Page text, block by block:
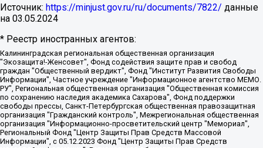
Источник: https://minjust.gov.ru/ru/documents/7822/ данные
на 03.05.2024
* Реестр иностранных агентов:
Калининградская региональная общественная организация "Экозащита!-Женсовет", Фонд содействия защите прав и свобод граждан "Общественный вердикт", Фонд "Институт Развития Свободы Информации", Частное учреждение "Информационное агентство МЕМО. РУ", Региональная общественная организация "Общественная комиссия по сохранению наследия академика Сахарова", Фонд поддержки свободы прессы, Санкт-Петербургская общественная правозащитная организация "Гражданский контроль", Межрегиональная общественная организация "Информационно-просветительский центр "Мемориал", Региональный Фонд "Центр Защиты Прав Средств Массовой Информации", с 05.12.2023 Фонд "Центр Защиты Прав Средств массовой информации", Региональная общественная благотворительная организация помощи беженцам и мигрантам "Гражданское содействие", Негосударственное образовательное учреждение дополнительного профессионального образования (повышение квалификации) специалистов "АКАДЕМИЯ ПО ПРАВАМ ЧЕЛОВЕКА", Свердловская региональная общественная организация "Сутяжник", Автономная некоммерческая организация "Центр независимых социологических исследований", Союз общественных объединений "Российский исследовательский центр по правам человека", Региональное общественное учреждение научно-информационный центр "МЕМОРИАЛ", Некоммерческая организация "Фонд защиты гласности", Автономная некоммерческая организация "Институт прав человека", Городская общественная организация "Екатеринбургское общество "МЕМОРИАЛ", Городская общественная организация "Рязанское историко-просветительское и правозащитное общество "Мемориал" (Рязанский Мемориал), Челябинский региональный орган общественной самодеятельности – женское общественное объединение "Женщины Евразии", Челябинский региональный орган общественной самодеятельности "Уральская правозащитная группа", Фонд содействия защите здоровья и социальной справедливости имени Андрея Рылькова, Автономная Некоммерческая Организация "Аналитический Центр Юрия Левады", Автономная некоммерческая организация социальной поддержки населения "Проект Апрель", Региональная общественная организация помощи женщинам и детям, находящимся в кризисной ситуации "Информационно-методический центр "Анна", Фонд содействия развитию массовых коммуникаций и правовому просвещению "Так-так-Так", Фонд содействия устойчивому развитию "Серебряная тайга", Свердловский региональный общественный фонд социальных проектов "Новое время", "Idel.Реалии", Кавказ.Реалии, Крым.Реалии, Телеканал Настоящее Время, Татаро-башкирская служба Радио Свобода (Azatliq Radiosi), Радио Свободная Европа/Радио Свобода (PCE/PC), "Сибирь.Реалии", "Фактограф", Благотворительный фонд помощи осужденным и их семьям, Автономная некоммерческая организация "Институт глобализации и социальных движений", Фонд "В защиту прав заключенных", Частное учреждение "Центр поддержки и содействия развитию средств массовой информации", Пензенский региональный общественный благотворительный фонд "Гражданский союз", "Север.Реалии", Некоммерческая организация Фонд "Правовая инициатива", Общество с ограниченной ответственностью "Радио Свободная Европа/Радио Свобода", Чешское информационное агентство "MEDIUM-ORIENT", Красноярская региональная общественная организация "Мы против СПИДа", Камалягин Денис Николаевич, Маркелов Сергей Евгеньевич, Пономарев Лев Александрович, Савицкая Людмила Алексеевна, Автономная некоммерческая организация "Центр по работе с проблемой насилия "НАСИЛИЮ.НЕТ", Межрегиональный профессиональный союз работников здравоохранения "Альянс врачей", Юридическое лицо, зарегистрированное в Латвийской Республике, SIA "Medusa Project" (регистрационный номер 40103797863, дата регистрации 10.06.2014), Некоммерческая организация "Фонд по борьбе с коррупцией", Автономная некоммерческая организация "Институт права и публичной политики", Баданин Роман Сергеевич, Гликин Максим Александрович, Железнова Мария Михайловна, Лукьянова Юлия Сергеевна, Маетная Елизавета Витальевна, Маняхин Петр Борисович, Чуракова Ольга Владимировна, Ярош Юлия Петровна, Юридическое лицо "The Insider SIA", зарегистрированное в Риге, Латвийская Республика (дата регистрации 26.06.2015), являющееся администратором доменного имени интернет-издания "The Insider SIA", https://theins.ru, Постернак Алексей Евгеньевич, Рубин Михаил Аркадьевич, Анин Роман Александрович, Юридическое лицо Istories fonds, зарегистрированное в Латвийской Республике (регистрационный номер 50008295751, дата регистрации 24.02.2020), Великовский Дмитрий Александрович, Долинина Ирина Николаевна, Мароховская Алеся Алексеевна, Шлейнов Роман Юрьевич, Шмагун Олеся Валентиновна, Общество с ограниченной ответственностью "Альтаир 2021", Общество с ограниченной ответственностью "Вега 2021", Общество с ограниченной ответственностью "Главный редактор 2021", Общество с ограниченной ответственностью "Ромашки монолит", Важенков Артем Валерьевич, Ивановская областная общественная организация "Центр гендерных исследований", Гурман Юрий Альбертович, Медиапроект "ОВД-Инфо", Егоров Владимир Владимирович, Жилинский Владимир Александрович, Общество с ограниченной ответственностью "ЗП", Иванова София Юрьевна, Карезина Инна Павловна, Кильтау Екатерина Викторовна, Петров Алексей Викторович, Пискунов Сергей Евгеньевич, Смирнов Сергей Сергеевич, Тихонов Михаил Сергеевич, Общество с ограниченной ответственностью "ЖУРНАЛИСТ-ИНОСТРАННЫЙ АГЕНТ", Арапова Галина Юрьевна, Вольтская Татьяна Анатольевна, Американская компания "Mason G.E.S. Anonymous Foundation" (США), являющаяся владельцем интернет-издания https://mnews.world/, Компания "Stichting Bellingcat", зарегистрированная в Нидерландах (дата регистрации 11.07.2018), Захаров Андрей Вячеславович, Клепиковская Екатерина Дмитриевна, Общество с ограниченной ответственностью "МЕМО", Перл Роман Александрович, Симонов Евгений Алексеевич, Соловьева Елена Анатольевна, Сотников Даниил Владимирович, Сурначева Елизавета Дмитриевна, Автономная некоммерческая организация по защите прав человека и информированию населения "Якутия – Наше Мнение", Общество с ограниченной ответственностью "Москоу диджитал медиа", с 26.01.2023 Общество с ограниченной ответственностью "Чайка Белые сады", Ветошкина Валерия Валерьевна, Заговора Максим Александрович, Межрегиональное общественное движение "Российская ЛГБТ - сеть", Оленичев Максим Владимирович, Павлов Иван Юрьевич, Скворцова Елена Сергеевна, Общество с ограниченной ответственностью "Как бы инагент", Кочетков Игорь Викторович, Общество с ограниченной ответственностью "Честные выборы", Еланчик Олег Александрович, Общество с ограниченной ответственностью "Нобелевский призыв", Гималова Регина Эмилевна, Григорьев Андрей Валерьевич, Григорьева Алина Александровна, Ассоциация по содействию защите прав призывников, альтернативнослужащих и военнослужащих "Правозащитная группа "Гражданин.Армия.Право", Хисамова Регина Фаритовна, Автономная некоммерческая организация по реализации социально-правовых программ "Лилит", Дальневосточное общественное движение "Маяк", Санкт-Петербургская ЛГБТ-инициативная группа "Выход", Инициативная группа ЛГБТ+ "Реверс", Алексеев Андрей Викторович, Бекбулатова Таисия Львовна, Беляев Иван Михайлович, Владыкина Елена Сергеевна, Гельман Марат Александрович, Никульшина Вероника Юрьевна, Толоконникова Надежда Андреевна, Шендерович Виктор Анатольевич, Общество с ограниченной ответственностью "Данное сообщение", Общество с ограниченной ответственностью Издательский дом "Новая глава", Айнбиндер Александра Александровна, Московский комьюнити-центр для ЛГБТ+инициатив, Благотворительный фонд развития филантропии, Deutsche Welle (Германия, Kurt-Schumacher-Strasse 3, 53113 Bonn), Борзунова Мария Михайловна, Воробьев Виктор Викторович, Голубева Анна Львовна, Константинова Алла Михайловна, Малкова Ирина Владимировна, Мурадов Мурад Абдулгалимович, Осетинская Елизавета Николаевна, Понасенков Евгений Николаевич, Ганапольский Матвей Юрьевич, Киселев Евгений Алексеевич, Борухович Ирина Григорьевна, Дремин Иван Тимофеевич, Дубровский Дмитрий Викторович, Красноярская региональная общественная организация поддержки и развития альтернативных образовательных технологий и межкультурных коммуникаций "ИНТЕРРА", Маяковская Екатерина Алексеевна, Фейгин Марк Захарович, Филимонов Андрей Викторович, Дзугкоева Регина Николаевна, Доброхотов Роман Александрович, Дудь Юрий Александрович, Елкин Сергей Владимирович, Кругликов Кирилл Игоревич, Сабунаева Мария Леонидовна, Семенов Алексей Владимирович, Шаинян Карен Багратович, Шульман Екатерина Михайловна, Асафьев Артур Валерьевич, Вахштайн Виктор Семенович, Венедиктов Алексей Алексеевич, Лушникова Екатерина Евгеньевна, Волков Леонид Михайлович, Невзоров Александр Глебович, Пархоменко Сергей Борисович, Сироткин Ярослав Николаевич, Кара-Мурза Владимир Владимирович, Баранова Наталья Владимировна, Гозман Леонид Яковлевич, Кагарлицкий Борис Юльевич, Климарев Михаил Валерьевич, Милов Владимир Станиславович, Автономная некоммерческая организация Краснодарский центр современного искусства "Типография", Моргенштерн Алишер Тагирович, Соболь Любовь Эдуардовна, Общество с ограниченной ответственностью "ЛИЗА НОРМ", Каспаров Гарри Кимович, Ходорковский Михаил Борисович, Общество с ограниченной ответственностью "Апрельские тезисы", Данилович Ирина Брониславовна, Кашин Олег Владимирович, Петров Николай Владимирович, Пивоваров Алексей Владимирович, Соколов Михаил Владимирович, Цветкова Юлия Владимировна, Чичваркин Евгений Александрович, Комитет против пыток/Команда против пыток, Общество с ограниченной ответственностью "Первый научный", Общество с ограниченной ответственностью "Вертолет и ко", Белоцерковская Вероника Борисовна, Кац Максим Евгеньевич, Лазарева Татьяна Юрьевна, Шаведдинов Руслан Табризович, Яшин Илья Валерьевич, Общество с ограниченной ответственностью "Иноагент ААВ", Алешковский Дмитрий Петрович, Альбац Евгения Марковна, Быков Дмитрий Львович, Галямина Юлия Евгеньевна, Лойко Сергей Леонидович, Мартынов Кирилл Константинович, Медведев Сергей Александрович, Крашенинников Федор Геннадиевич, Гордеева Катерина Вл